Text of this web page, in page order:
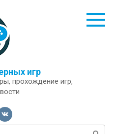
игр
прохождение игр,